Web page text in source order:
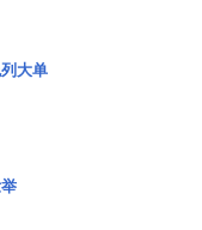
大单